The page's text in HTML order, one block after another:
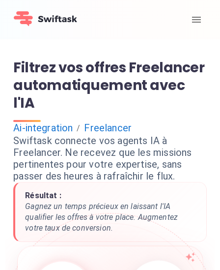
Filtrez vos offres Freelancer
automatiquement avec
l'IA
Ai-integration / Freelancer
Swiftask connecte vos agents IA à
Freelancer. Ne recevez que les missions
pertinentes pour votre expertise, sans
passer des heures à rafraîchir le flux.
Résultat :
Gagnez un temps précieux en laissant l'IA
qualifier les offres à votre place. Augmentez
votre taux de conversion.